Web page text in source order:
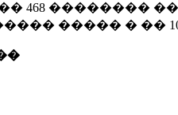
468 ��������
����� � ��